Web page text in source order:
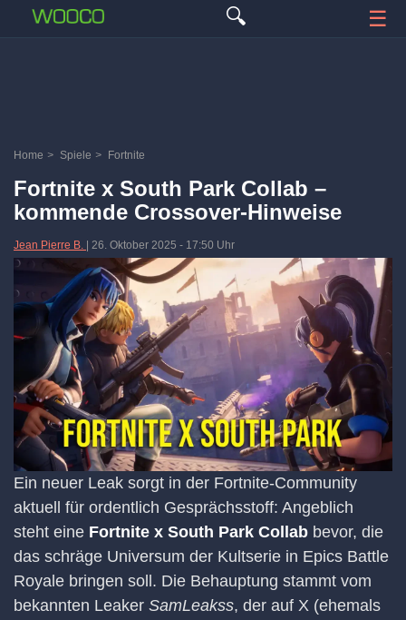
🔍 ☰
Home > Spiele > Fortnite
Fortnite x South Park Collab –
kommende Crossover-Hinweise
Jean Pierre B. 26. Oktober 2025 - 17:50 Uhr
Ein neuer Leak sorgt in der Fortnite-Community
aktuell für ordentlich Gesprächsstoff: Angeblich
steht eine Fortnite x South Park Collab bevor, die
das schräge Universum der Kultserie in Epics Battle
Royale bringen soll. Die Behauptung stammt vom
bekannten Leaker SamLeakss, der auf X (ehemals